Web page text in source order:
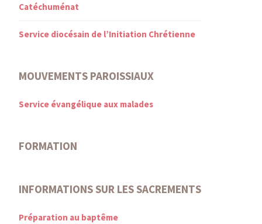
Catéchuménat
Service diocésain de l’Initiation Chrétienne
MOUVEMENTS PAROISSIAUX
Service évangélique aux malades
FORMATION
INFORMATIONS SUR LES SACREMENTS
Préparation au baptême